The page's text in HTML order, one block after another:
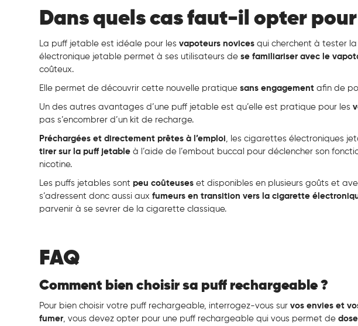
Dans quels cas faut-il opter
La puff jetable est idéale pour lesvapoteurs novices qui cherchent à tester
électronique jetable permet à ses utilisateurs dese familiariser avec le
coûteux.
Elle permet de découvrir cette nouvelle pratiquesans engagementafin de
Un des autres avantages d’une puff jetable est qu’elle est pratique pour les
pas s’encombrer d’un kit de recharge.
Préchargées et directement prêtes à l’emploi
, les cigarettes électroniques
tirer sur la puff jetable à l’aide de l’embout buccal pour déclencher son
nicotine.
Les puffs jetables sontpeu coûteuses et disponibles en plusieurs goûts et
s’adressent donc aussi auxfumeurs en transition vers la cigarette
parvenir à se sevrer de la cigarette classique.
FAQ
Comment bien choisir sa puff rechargeable ?
Pour bien choisir votre puff rechargeable, interrogez-vous survos envies et
fumer , vous devez opter pour une puff rechargeable qui vous permet de